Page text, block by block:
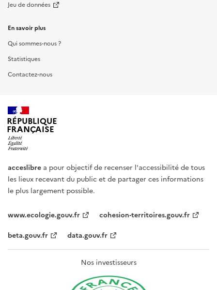
Jeu de données
En savoir plus
Qui sommes-nous ?
Statistiques
Contactez-nous
RÉPUBLIQUE
FRANÇAISE
acceslibre a pour objectif de recenser l'accessibilité de tous
les lieux recevant du public et de partager ces informations
le plus largement possible.
www.ecologie.gouv.fr
cohesion-territoires.gouv.fr
beta.gouv.fr
data.gouv.fr
Nos investisseurs